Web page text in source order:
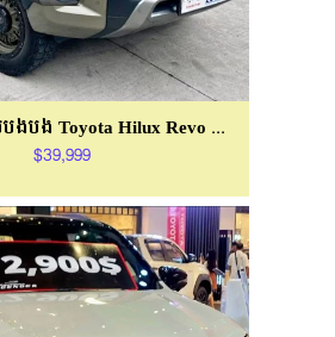
រៀបចំរួចហើយបងបង Toyota Hilux Revo Rally
$39,999